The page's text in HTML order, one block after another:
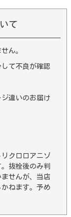
て
ん。
て不良が確認
違いのお届け
クロロアニゾ
抜栓後のみ判
せんが、当店
ねます。予め